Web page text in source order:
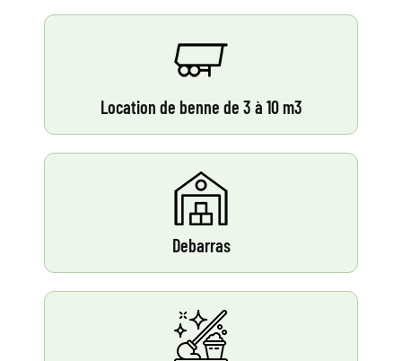
Location de benne de 3 à 10 m3
Debarras